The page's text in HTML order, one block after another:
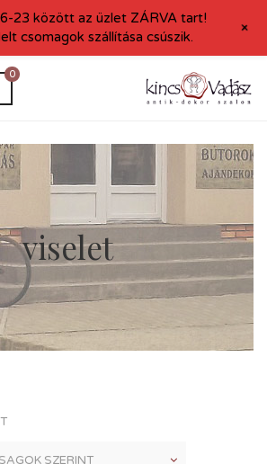
0
viselet
23 között az üzlet ZÁRVA tart!
csomagok szállítása csúszik.
+